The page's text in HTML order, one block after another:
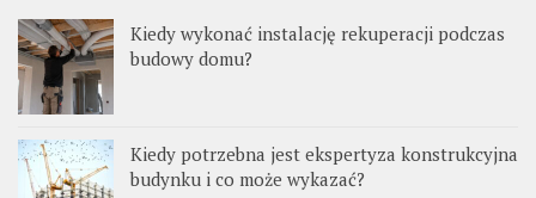
Kiedy wykonać instalację rekuperacji podczas
budowy domu?
Kiedy potrzebna jest ekspertyza konstrukcyjna
budynku i co może wykazać?